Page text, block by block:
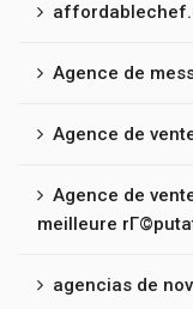
Agence de
Agence de
Agence de
meilleure
agencias de